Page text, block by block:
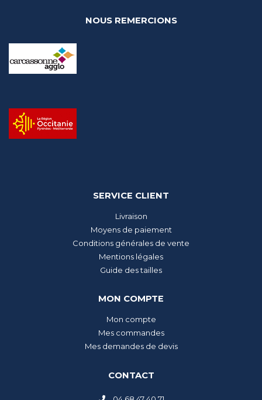
NOUS REMERCIONS
SERVICE CLIENT
Livraison
Moyens de paiement
Conditions générales de vente
Mentions légales
Guide des tailles
MON COMPTE
Mon compte
Mes commandes
Mes demandes de devis
CONTACT